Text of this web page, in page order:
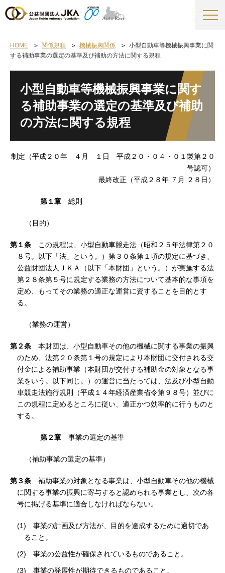
HOME 関係規程 機械振興関係
小型自動車等機械振興事業に関
する補助事業の選定の基準及び補助の方法に関する規程
小型自動車等機械振興事業に関す
る補助事業の選定の基準及び補助
の方法に関する規程
制定（平成２０年 ４月 １日 平成２０・０４・０１製第２０
号認可）
最終改正（平成２８年 ７月 ２８日）
第１章 総則
（目的）
第１条 この規程は、小型自動車競走法（昭和２５年法律第２０
８号。以下「法」という。）第３０条第１項の規定に基づき、
公益財団法人ＪＫＡ（以下「本財団」という。）が実施する法
第２８条第５号に規定する業務の方法について基本的な事項を
定め、もってその業務の適正な運営に資することを目的とす
る。
（業務の運営）
第２条 本財団は、小型自動車その他の機械に関する事業の振興
のため、法第２０条第１号の規定により本財団に交付される交
付金による補助事業（本財団が交付する補助金の対象となる事
業をいう。以下同じ。）の運営に当たっては、法及び小型自動
車競走法施行規則（平成１４年経済産業省令第９８号）並びに
この規程に定めるところに従い、適正かつ効率的に行うものと
する。
第２章 事業の選定の基準
（補助事業の選定の基準）
第３条 補助事業の対象となる事業は、小型自動車その他の機械
に関する事業の振興に寄与すると認められる事業とし、次の各
号に掲げる基準に適合しなければならない。
(1) 事業の計画及び方法が、目的を達成するために適切であ
ること。
(2) 事業の公益性が確保されているものであること。
(3) 事業の発展性が期待できるものであること。